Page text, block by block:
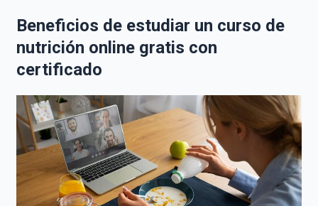
Beneficios de estudiar un curso de
nutrición online gratis con
certificado